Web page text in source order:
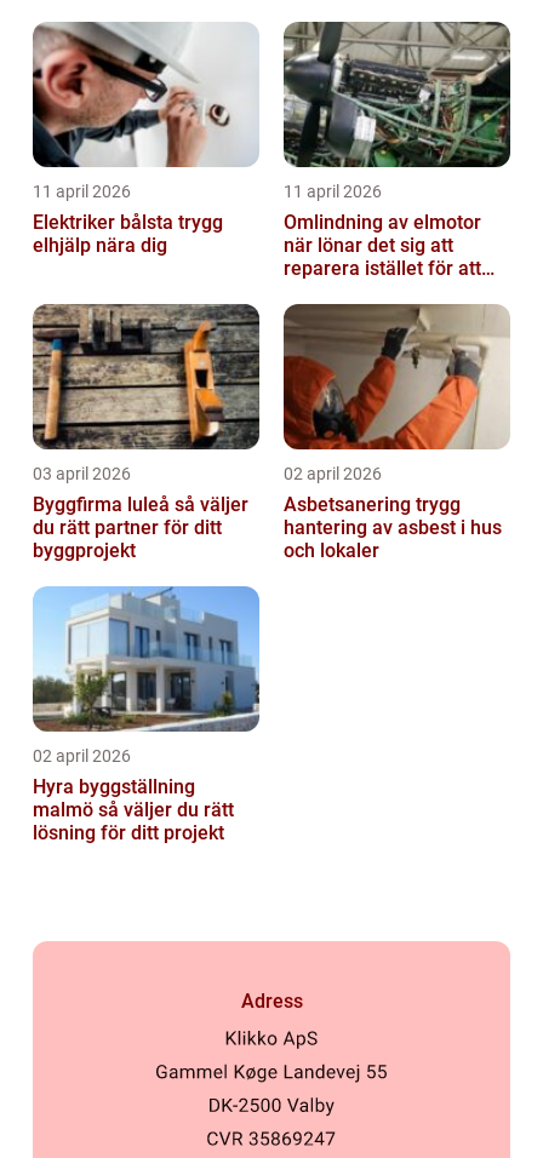
11 april 2026
Elektriker bålsta trygg
elhjälp nära dig
11 april 2026
Omlindning av elmotor
när lönar det sig att
reparera istället för att
03 april 2026
Byggfirma luleå så väljer
du rätt partner för ditt
byggprojekt
02 april 2026
Asbetsanering trygg
hantering av asbest i hus
och lokaler
02 april 2026
Hyra byggställning
malmö så väljer du rätt
lösning för ditt projekt
Adress